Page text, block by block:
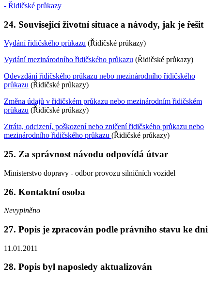
- Řidičské průkazy
24. Související životní situace a návody, jak je řešit
Vydání řidičského průkazu (Řidičské průkazy)
Vydání mezinárodního řidičského průkazu (Řidičské průkazy)
Odevzdání řidičského průkazu nebo mezinárodního řidičského
průkazu (Řidičské průkazy)
Změna údajů v řidičském průkazu nebo mezinárodním řidičském
průkazu (Řidičské průkazy)
Ztráta, odcizení, poškození nebo zničení řidičského průkazu nebo
mezinárodního řidičského průkazu (Řidičské průkazy)
25. Za správnost návodu odpovídá útvar
Ministerstvo dopravy - odbor provozu silničních vozidel
26. Kontaktní osoba
Nevyplněno
27. Popis je zpracován podle právního stavu ke dni
11.01.2011
28. Popis byl naposledy aktualizován